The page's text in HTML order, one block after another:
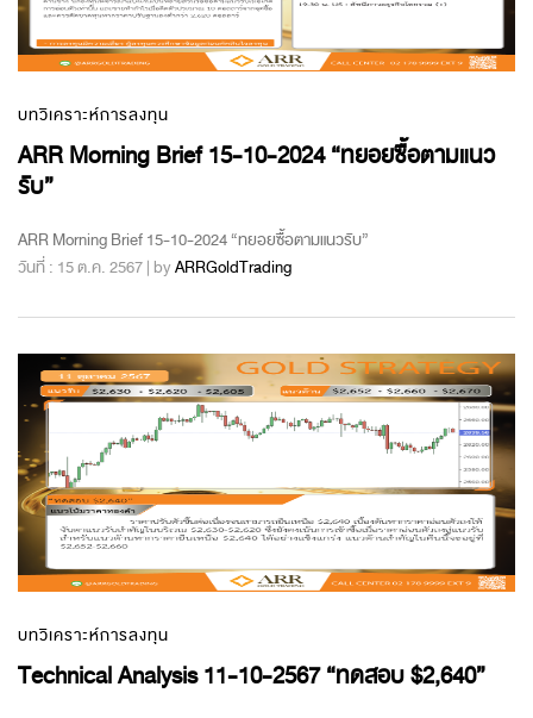
บทวิเคราะห์การลงทุน
ARR Morning Brief 15-10-2024 “ทยอยซื้อตามแนว
รับ”
ARR Morning Brief 15-10-2024 “ทยอยซื้อตามแนวรับ”
วันที่ : 15 ต.ค. 2567 | byARRGoldTrading
บทวิเคราะห์การลงทุน
Technical Analysis 11-10-2567 “ทดสอบ $2,640”